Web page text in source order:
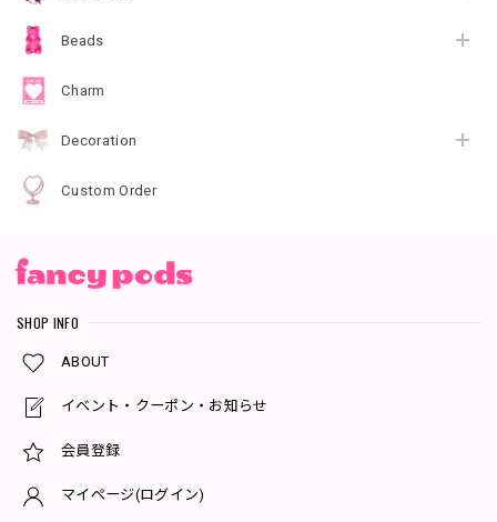
Beads
Charm
Decoration
Custom Order
SHOP INFO
ABOUT
イベント・クーポン・お知らせ
会員登録
マイページ(ログイン)